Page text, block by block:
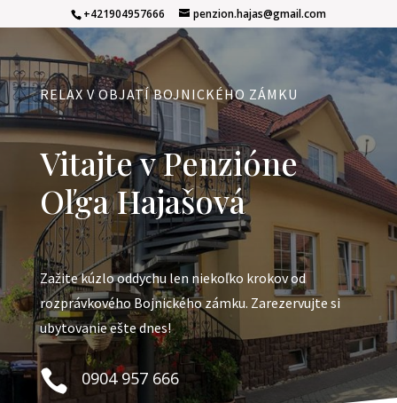
+421904957666 penzion.hajas@gmail.com
RELAX V OBJATÍ BOJNICKÉHO ZÁMKU
Vitajte v Penzióne
Oľga Hajašová
Zažite kúzlo oddychu len niekoľko krokov od
rozprávkového Bojnického zámku. Zarezervujte si
ubytovanie ešte dnes!
 0904 957 666